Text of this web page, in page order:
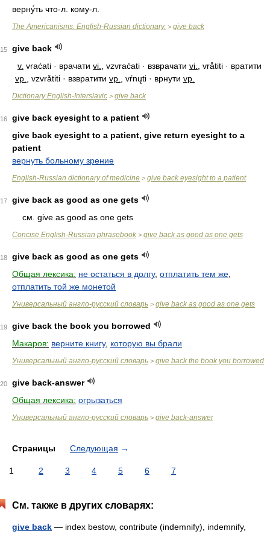
верну́ть что-л. кому-л.
The Americanisms. English-Russian dictionary. > give back
15
give back
v. vraćati · врачати vi. , vzvraćati · взврачати vi.
, vråtiti · вратити
vp.
, vzvråtiti · взвратити vp. , vŕnųti · врнути vp.
Dictionary English-Interslavic > give back
16
give back eyesight to a patient
give back eyesight to a patient, give return eyesight to a
patient
вернуть больному зрение
English-Russian dictionary of medicine > give back eyesight to a patient
17
give back as good as one gets
см. give as good as one gets
Concise English-Russian phrasebook > give back as good as one gets
18
give back as good as one gets
Общая лексика: не остаться в долгу, отплатить тем же
отплатить той же монетой
Универсальный англо-русский словарь > give back as good as one gets
19
give back the book you borrowed
Макаров: верните книгу, которую вы брали
Универсальный англо-русский словарь > give back the book you borrowed
20
give back-answer
Общая лексика: огрызаться
Универсальный англо-русский словарь > give back-answer
Страницы Следующая →
1 2 3 4 5 6 7
См. также в других словарях:
give back — index bestow, contribute (indemnify), indemnify,